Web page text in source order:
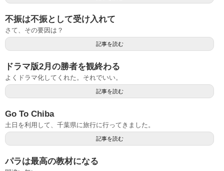
不振は不振として受け入れて
さて、その要因は？
記事を読む
ドラマ版2月の勝者を観終わる
よくドラマ化してくれた。それでいい。
記事を読む
Go To Chiba
土日を利用して、千葉県に旅行に行ってきました。
記事を読む
パラは最高の教材になる